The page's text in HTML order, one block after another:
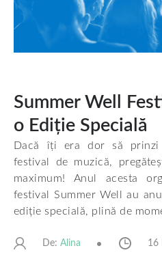
Summer Well
o Ediție Specială
Dacă îți era dor să
festival de muzică,
maximum! Anul acesta
festival Summer Well au
ediție specială, plină de
De: Alina 16